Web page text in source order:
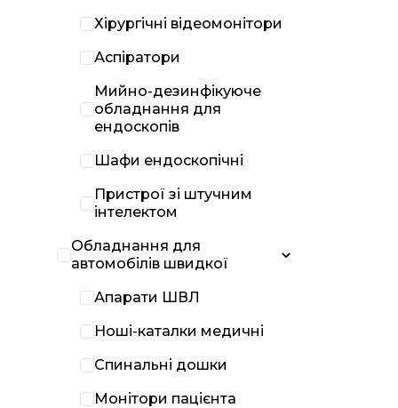
Хірургічні відеомонітори
Аспіратори
Мийно-дезинфікуюче
обладнання для
ендоскопів
Шафи ендоскопічні
Пристрої зі штучним
інтелектом
Обладнання для
автомобілів швидкої
Апарати ШВЛ
Ноші-каталки медичні
Спинальні дошки
Монітори пацієнта